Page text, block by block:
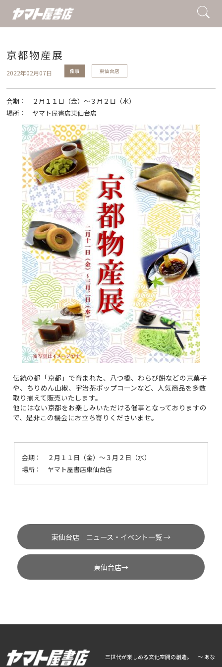
京都物産展
2022年02月07日 催事 東仙台店
会期：
２月１１日（金）〜３月２日（水）
場所：
ヤマト屋書店東仙台店
伝統の都「京都」で育まれた、八つ橋、わらび餅などの京菓子
や、ちりめん山椒、宇治茶ポップコーンなど、人気商品を多数
取り揃えて販売いたします。
他にはない京都をお楽しみいただける催事となっておりますの
で、是非この機会にお立ち寄りくださいませ。
会期：
２月１１日（金）〜３月２日（水）
場所：
ヤマト屋書店東仙台店
東仙台店｜ニュース・イベント一覧 →
東仙台店→
三世代が楽しめる文化空間の創造。 ～ あな